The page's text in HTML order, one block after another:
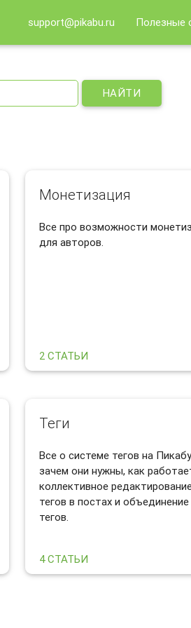
support@pikabu.ru Полезные
НАЙТИ
Монетизация
Все про возможности
для авторов.
2 СТАТЬИ
Теги
Все о системе тегов на
зачем они нужны, как
коллективное
тегов в постах и объединение
тегов.
4 СТАТЬИ